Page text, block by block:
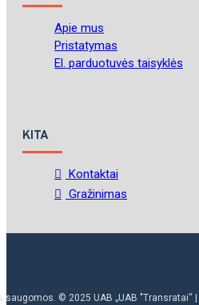
Apie mus
Pristatymas
El. parduotuvės taisyklės
KITA
Kontaktai
Gražinimas
saugomos. © 2025 UAB „UAB "Transratai“ |